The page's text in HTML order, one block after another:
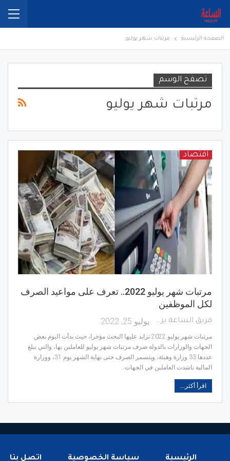
الصفحة الرئيسية مرتبات شهر يوليو
تصفح الوسم
مرتبات شهر يوليو
اقتصاد
مرتبات شهر يوليو 2022.. تعرف على مواعيد الصرف
لكل الموظفين
فريق الساعة برس يوليو 25, 2022
مرتبات شهر يوليو 2022 تزايد عليها البحث مؤخرا، حيث بدأت اليوم بعض
الجهات والوزارات بالدولة صرف مرتبات شهر يوليو للعاملين بها، والتي يبلغ
عددها 33 وزارة وهيئة، ويتسمر الصرف حتى نهاية الشهر يوم 31، ووزارة
المالية ناشدت العاملين في الجهات…
اقرأ أكثر...
الرئيسية سياسة الخصوصية اتصل بنا